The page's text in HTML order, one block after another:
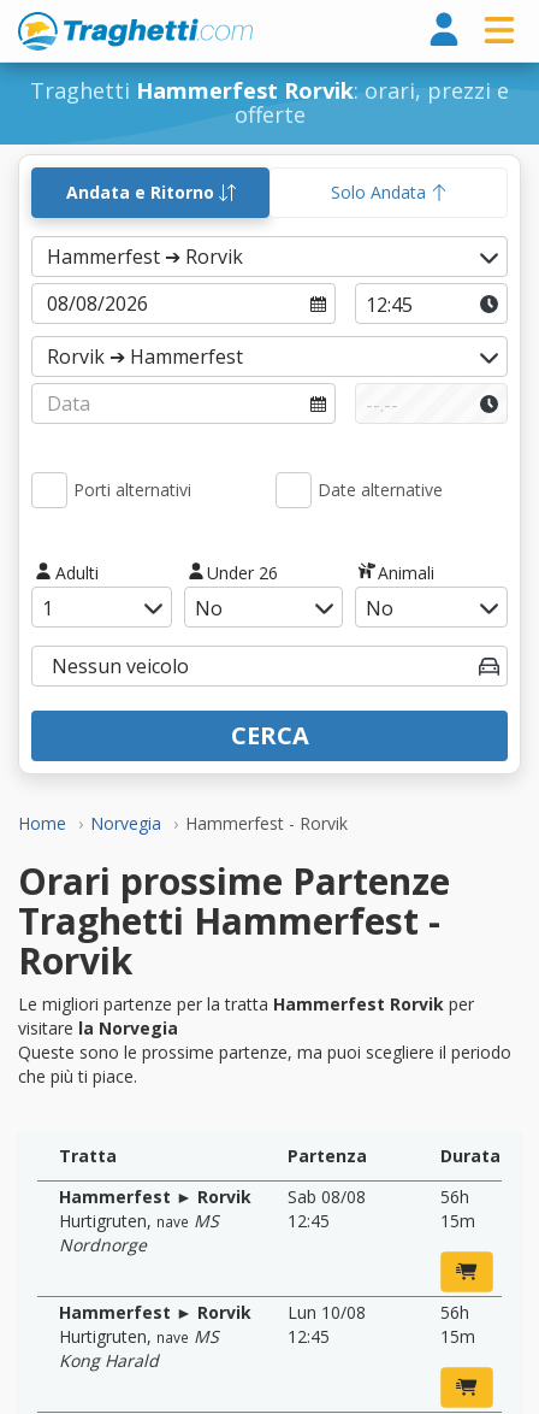
Traghetti Hammerfest Rorvik: orari, prezzi e
offerte
Home Norvegia Hammerfest - Rorvik
Andata e Ritorno Solo Andata
Porti alternativi Date alternative
Adulti Under 26 Animali
CERCA
Orari prossime Partenze
Traghetti Hammerfest -
Rorvik
Le migliori partenze per la tratta Hammerfest Rorvik per
visitare la Norvegia
Queste sono le prossime partenze, ma puoi scegliere il periodo
che più ti piace.
Tratta Partenza
Durata
Hammerfest ► Rorvik
Hurtigruten, nave MS
Nordnorge
Sab 08/08
12:45
56h
15m
Hammerfest ► Rorvik
Hurtigruten, nave MS
Kong Harald
Lun 10/08
12:45
56h
15m